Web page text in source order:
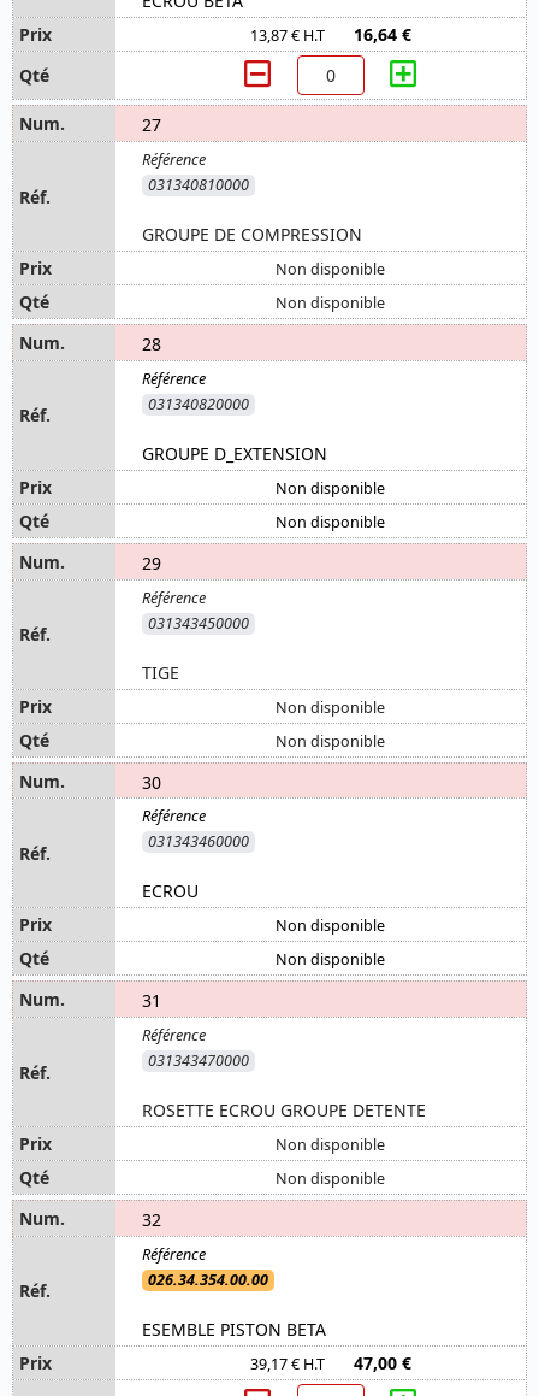
13,87 € H.T 16,64 €
27
031340810000
GROUPE DE COMPRESSION
Non disponible
Non disponible
28
031340820000
GROUPE D_EXTENSION
Non disponible
Non disponible
29
031343450000
TIGE
Non disponible
Non disponible
30
031343460000
ECROU
Non disponible
Non disponible
31
031343470000
ROSETTE ECROU GROUPE DETENTE
Non disponible
Non disponible
32
026.34.354.00.00
ESEMBLE PISTON BETA
39,17 € H.T 47,00 €